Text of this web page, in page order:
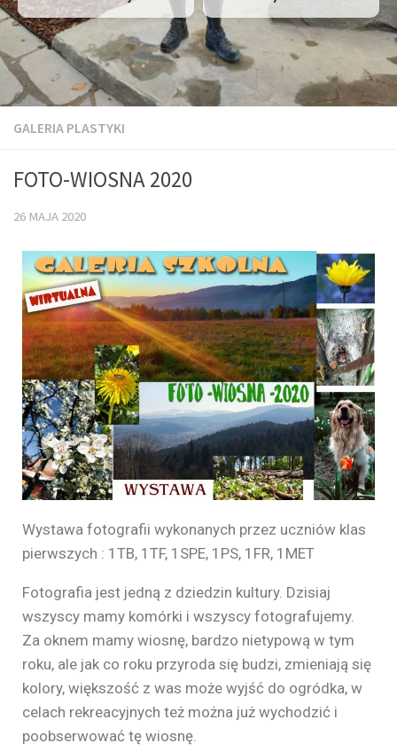
GALERIA PLASTYKI
FOTO-WIOSNA 2020
26 MAJA 2020
Wystawa fotografii wykonanych przez uczniów klas
pierwszych : 1TB, 1TF, 1SPE, 1PS, 1FR, 1MET
Fotografia jest jedną z dziedzin kultury. Dzisiaj
wszyscy mamy komórki i wszyscy fotografujemy.
Za oknem mamy wiosnę, bardzo nietypową w tym
roku, ale jak co roku przyroda się budzi, zmieniają się
kolory, większość z was może wyjść do ogródka, w
celach rekreacyjnych też można już wychodzić i
poobserwować tę wiosnę.